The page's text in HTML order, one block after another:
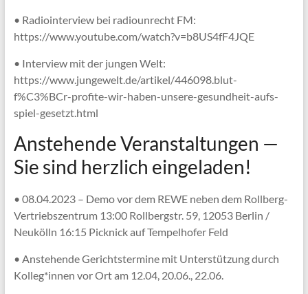
• Radiointerview bei radiounrecht FM:
https://www.youtube.com/watch?v=b8US4fF4JQE
• Interview mit der jungen Welt:
https://www.jungewelt.de/artikel/446098.blut-
f%C3%BCr-profite-wir-haben-unsere-gesundheit-aufs-
spiel-gesetzt.html
Anstehende Veranstaltungen —
Sie sind herzlich eingeladen!
• 08.04.2023 – Demo vor dem REWE neben dem Rollberg-
Vertriebszentrum 13:00 Rollbergstr. 59, 12053 Berlin /
Neukölln 16:15 Picknick auf Tempelhofer Feld
• Anstehende Gerichtstermine mit Unterstützung durch
Kolleg*innen vor Ort am 12.04, 20.06., 22.06.